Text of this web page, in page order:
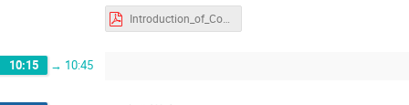
Introduction_of_Computing_Services_workshop20231115.pdf
10:15 → 10:45